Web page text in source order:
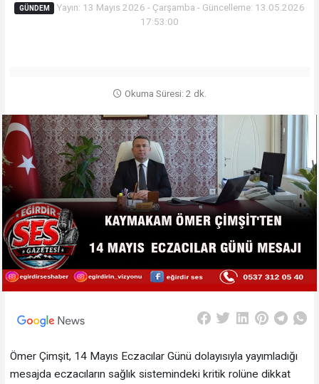
GÜNDEM
Yayın: 13 Mayıs 2026 - Çarşamba - Güncelleme: 13.05.2026
17:53:00
Okuma Süresi: 2 dk.
Ömer Çimşit, 14 Mayıs Eczacılar Günü dolayısıyla yayımladığı
mesajda eczacıların sağlık sistemindeki kritik rolüne dikkat